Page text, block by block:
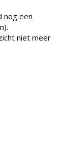
nog een
niet meer